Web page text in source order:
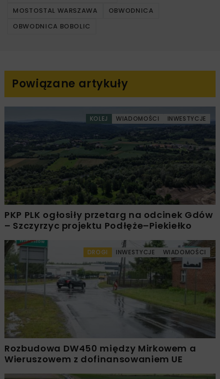
MOSTOSTAL WARSZAWA
OBWODNICA
OBWODNICA BOBOLIC
Powiązane artykuły
KOLEJ WIADOMOŚCI INWESTYCJE
PKP PLK ogłosiły przetarg na odcinek Gdów
– Szczyrzyc projektu Podłęże–Piekiełko
DROGI INWESTYCJE WIADOMOŚCI
Rozbudowa DW450 między Mirkowem a
Wieruszowem z dofinansowaniem UE